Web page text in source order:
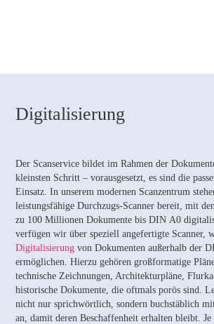
Digitalisierung
Der Scanservice bildet im Rahmen der
kleinsten Schritt – vorausgesetzt, es sind die
Einsatz. In unserem modernen Scanzentrum
leistungsfähige Durchzugs-Scanner bereit, mit
zu 100 Millionen Dokumente bis DIN A0
verfügen wir über speziell angefertigte Scanner,
Digitalisierung von Dokumenten außerhalb der
ermöglichen. Hierzu gehören großformatige
technische Zeichnungen, Architekturpläne,
historische Dokumente, die oftmals porös sind.
nicht nur sprichwörtlich, sondern buchstäblich
an, damit deren Beschaffenheit erhalten bleibt.